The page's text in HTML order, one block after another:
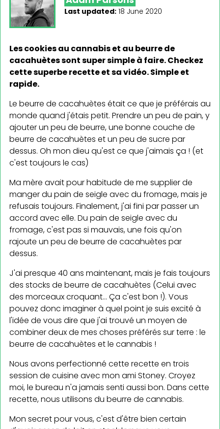
Last updated: 18 June 2020
Les cookies au cannabis et au beurre de
cacahuètes sont super simple à faire. Checkez
cette superbe recette et sa vidéo. Simple et
rapide.
Le beurre de cacahuètes était ce que je préférais au
monde quand j'étais petit. Prendre un peu de pain, y
ajouter un peu de beurre, une bonne couche de
beurre de cacahuètes et un peu de sucre par
dessus. Oh mon dieu qu'est ce que j'aimais ça ! (et
c'est toujours le cas)
Ma mère avait pour habitude de me supplier de
manger du pain de seigle avec du fromage, mais je
refusais toujours. Finalement, j'ai fini par passer un
accord avec elle. Du pain de seigle avec du
fromage, c'est pas si mauvais, une fois qu'on
rajoute un peu de beurre de cacahuètes par
dessus.
J'ai presque 40 ans maintenant, mais je fais toujours
des stocks de beurre de cacahuètes (Celui avec
des morceaux croquant... Ça c'est bon !). Vous
pouvez donc imaginer à quel point je suis excité à
l'idée de vous dire que j'ai trouvé un moyen de
combiner deux de mes choses préférés sur terre : le
beurre de cacahuètes et le cannabis !
Nous avons perfectionné cette recette en trois
session de cuisine avec mon ami Stoney. Croyez
moi, le bureau n'a jamais senti aussi bon. Dans cette
recette, nous utilisons du beurre de cannabis.
Mon secret pour vous, c'est d'être bien certain